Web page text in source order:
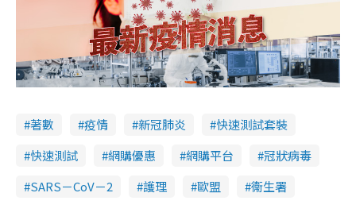
著數 疫情 新冠肺炎
快速測試套裝
快速測試
網購優惠 網購平台
冠狀病毒
SARS－CoV－2
護理 歐盟 衞生署